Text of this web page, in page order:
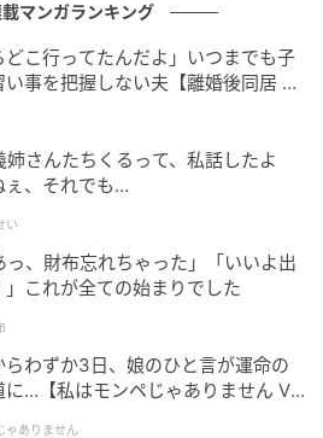
」
。
それも、ここに――）
載マンガランキング
どこ行ってたんだよ」いつまでも子
い事を把握しない夫【離婚後同居 Vo
さんたちくるって、私話したよ
、それでも…
い
、財布忘れちゃった」「いいよ出
」これが全ての始まりでした
らわずか3日、娘のひと言が運命の
に…【私はモンペじゃありません Vo
ゃありません